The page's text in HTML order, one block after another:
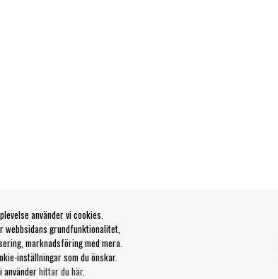
använder vi cookies.
webbsidans grundfunktionalitet,
marknadsföring med mera.
inställningar som du önskar.
använderhittar du här.